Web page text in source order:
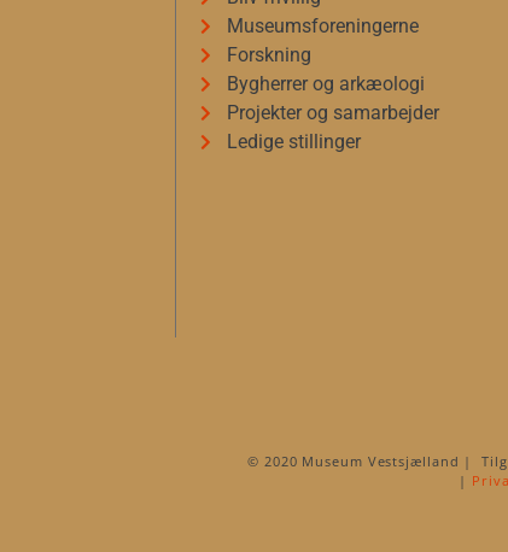
Museumsforeningerne
Forskning
Bygherrer og arkæologi
Projekter og samarbejder
Ledige stillinger
© 2020 Museum Vestsjælland |
|